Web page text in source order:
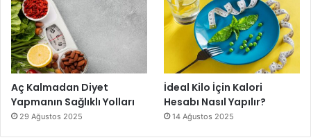
Aç Kalmadan Diyet
Yapmanın Sağlıklı Yolları
29 Ağustos 2025
İdeal Kilo İçin Kalori
Hesabı Nasıl Yapılır?
14 Ağustos 2025